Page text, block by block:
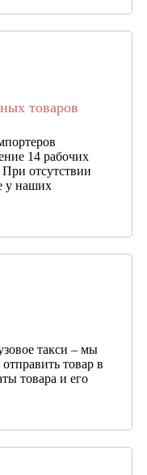
товаров
14 рабочих
отсутствии
у наших
такси – мы
товар в
товара и его